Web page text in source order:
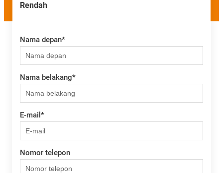
Rendah
Nama depan*
Nama belakang*
E-mail *
Nomor telepon